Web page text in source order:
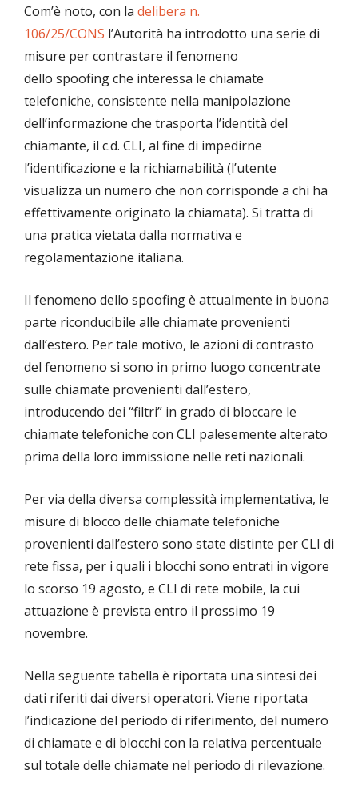
Com’è noto, con la delibera n.
106/25/CONS l’Autorità ha introdotto una serie di
misure per contrastare il fenomeno
dello spoofing che interessa le chiamate
telefoniche, consistente nella manipolazione
dell’informazione che trasporta l’identità del
chiamante, il c.d. CLI, al fine di impedirne
l’identificazione e la richiamabilità (l’utente
visualizza un numero che non corrisponde a chi ha
effettivamente originato la chiamata). Si tratta di
una pratica vietata dalla normativa e
regolamentazione italiana.
Il fenomeno dello spoofing è attualmente in buona
parte riconducibile alle chiamate provenienti
dall’estero. Per tale motivo, le azioni di contrasto
del fenomeno si sono in primo luogo concentrate
sulle chiamate provenienti dall’estero,
introducendo dei “filtri” in grado di bloccare le
chiamate telefoniche con CLI palesemente alterato
prima della loro immissione nelle reti nazionali.
Per via della diversa complessità implementativa, le
misure di blocco delle chiamate telefoniche
provenienti dall’estero sono state distinte per CLI di
rete fissa, per i quali i blocchi sono entrati in vigore
lo scorso 19 agosto, e CLI di rete mobile, la cui
attuazione è prevista entro il prossimo 19
novembre.
Nella seguente tabella è riportata una sintesi dei
dati riferiti dai diversi operatori. Viene riportata
l’indicazione del periodo di riferimento, del numero
di chiamate e di blocchi con la relativa percentuale
sul totale delle chiamate nel periodo di rilevazione.